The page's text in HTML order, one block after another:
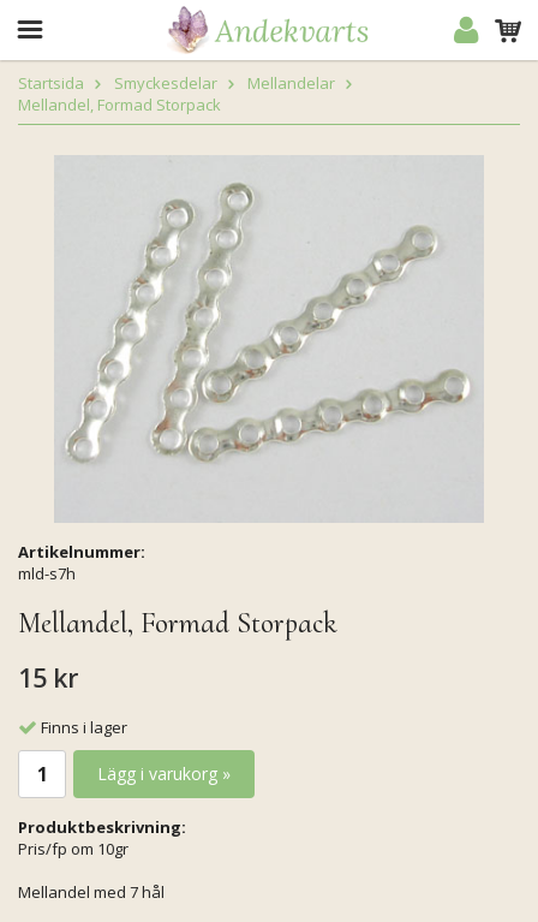
Startsida Smyckesdelar
Mellandelar
Mellandel, Formad Storpack
Artikelnummer:
mld-s7h
Mellandel, Formad Storpack
15 kr
Finns i lager
Lägg i varukorg »
Produktbeskrivning:
Pris/fp om 10gr
Mellandel med 7 hål